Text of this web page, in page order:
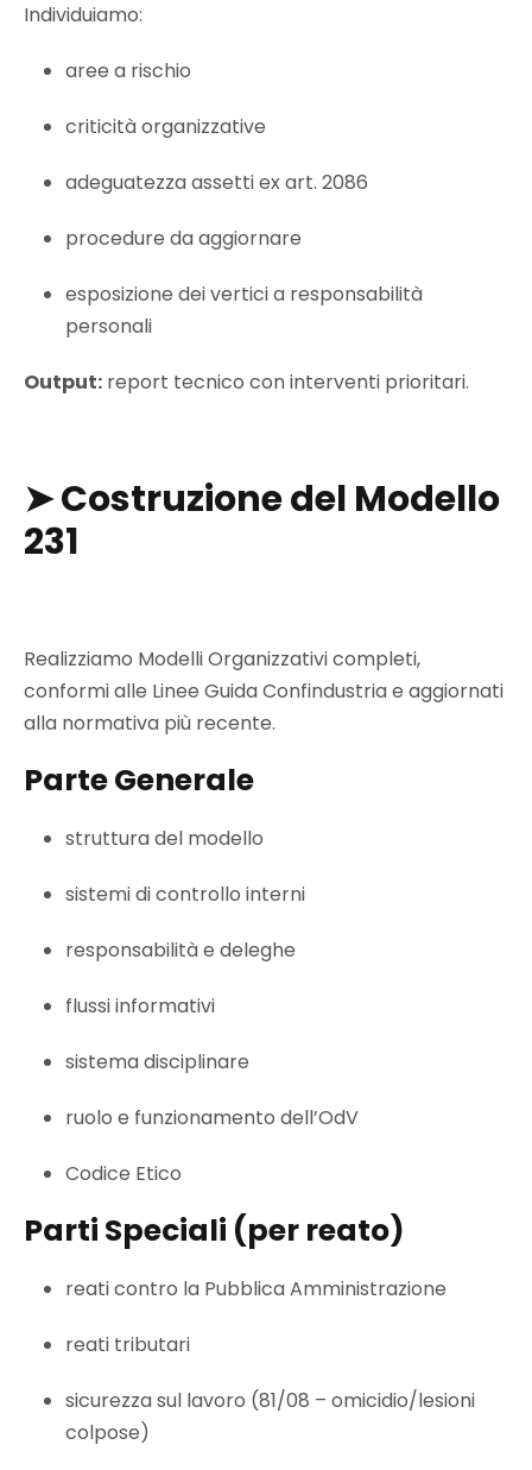
Individuiamo:
aree a rischio
criticità organizzative
adeguatezza assetti ex art. 2086
procedure da aggiornare
esposizione dei vertici a responsabilità
personali
Output: report tecnico con interventi prioritari.
➤Costruzione del Modello
231
Realizziamo Modelli Organizzativi completi,
conformi alle Linee Guida Confindustria e aggiornati
alla normativa più recente.
Parte Generale
struttura del modello
sistemi di controllo interni
responsabilità e deleghe
flussi informativi
sistema disciplinare
ruolo e funzionamento dell’OdV
Codice Etico
Parti Speciali (per reato)
reati contro la Pubblica Amministrazione
reati tributari
sicurezza sul lavoro (81/08 – omicidio/lesioni
colpose)